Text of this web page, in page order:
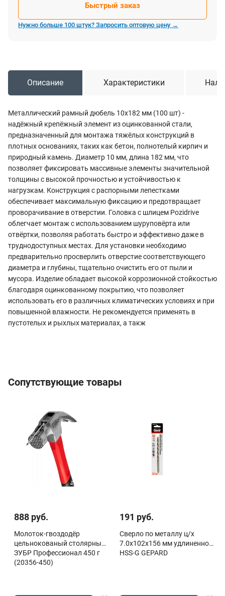
Быстрый заказ
Нужно больше 100 штук? Запросить оптовую цену →
Описание Характеристики
Металлический рамный дюбель 10х182 мм (100 шт) -
надёжный крепёжный элемент из оцинкованной стали,
предназначенный для монтажа тяжёлых конструкций в
плотных основаниях, таких как бетон, полнотелый кирпич и
природный камень. Диаметр 10 мм, длина 182 мм, что
позволяет фиксировать массивные элементы значительной
толщины с высокой прочностью и устойчивостью к
нагрузкам. Конструкция с распорными лепестками
обеспечивает максимальную фиксацию и предотвращает
проворачивание в отверстии. Головка с шлицем Pozidrive
облегчает монтаж с использованием шуруповёрта или
отвёртки, позволяя работать быстро и эффективно даже в
труднодоступных местах. Для установки необходимо
предварительно просверлить отверстие соответствующего
диаметра и глубины, тщательно очистить его от пыли и
мусора. Изделие обладает высокой коррозионной стойкостью
благодаря оцинкованному покрытию, что позволяет
использовать его в различных климатических условиях и при
повышенной влажности. Не рекомендуется применять в
пустотелых и рыхлых материалах, а такж
Сопутствующие товары
888 руб.
Молоток-гвоздодёр
цельнокованый столярный
ЗУБР Профессионал 450 г
(20356-450)
191 руб.
Сверло по металлу ц/х
7.0х102х156 мм удлиненное
HSS-G GEPARD